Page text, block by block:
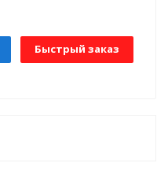
Быстрый заказ